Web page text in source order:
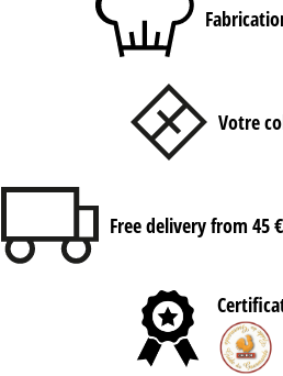
Votre
Free delivery from 45 €